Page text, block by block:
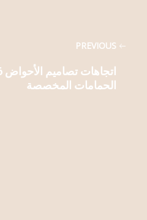
PREVIOUS
الحمامات المخصصة